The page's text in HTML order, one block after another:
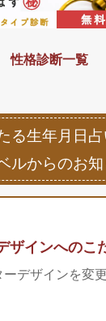
性格診断一覧
る生年月日
ルからのお
ザインへのこ
デザインを変